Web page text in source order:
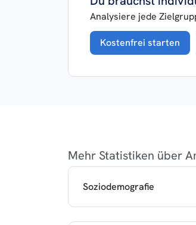
Analysiere jede
Kostenfrei starten
Mehr Statistiken über
Soziodemografie